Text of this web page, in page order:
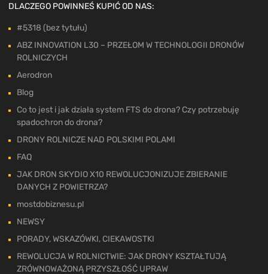
DLACZEGO POWINNEŚ KUPIĆ OD NAS:
#5318 (bez tytułu)
ABZ INNOVATION L30 – PRZEŁOM W TECHNOLOGII DRONÓW
ROLNICZYCH
Aerodron
Blog
Co to jest i jak działa system FTS do drona? Czy potrzebuję
spadochron do drona?
DRONY ROLNICZE NAD POLSKIMI POLAMI
FAQ
JAK DRON SKYDIO X10 REWOLUCJONIZUJE ZBIERANIE
DANYCH Z POWIETRZA?
mostdobiznesu.pl
NEWSY
PORADY, WSKAZÓWKI, CIEKAWOSTKI
REWOLUCJA W ROLNICTWIE: JAK DRONY KSZTAŁTUJĄ
ZRÓWNOWAŻONĄ PRZYSZŁOŚĆ UPRAW